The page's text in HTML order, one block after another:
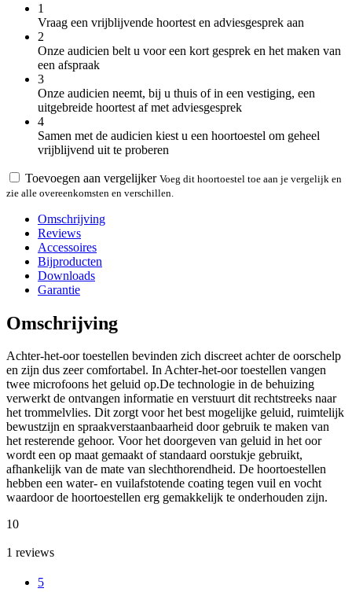
1
Vraag een vrijblijvende hoortest en adviesgesprek aan
2
Onze audicien belt u voor een kort gesprek en het maken van
een afspraak
3
Onze audicien neemt, bij u thuis of in een vestiging, een
uitgebreide hoortest af met adviesgesprek
4
Samen met de audicien kiest u een hoortoestel om geheel
vrijblijvend uit te proberen
Toevoegen aan vergelijker Voeg dit hoortoestel toe aan je vergelijk en
zie alle overeenkomsten en verschillen.
Omschrijving
Reviews
Accessoires
Bijproducten
Downloads
Garantie
Omschrijving
Achter-het-oor toestellen bevinden zich discreet achter de oorschelp
en zijn dus zeer comfortabel. In Achter-het-oor toestellen vangen
twee microfoons het geluid op.De technologie in de behuizing
verwerkt de ontvangen informatie en verstuurt dit rechtstreeks naar
het trommelvlies. Dit zorgt voor het best mogelijke geluid, ruimtelijk
bewustzijn en spraakverstaanbaarheid door gebruik te maken van
het resterende gehoor. Voor het doorgeven van geluid in het oor
wordt een op maat gemaakt of standaard oorstukje gebruikt,
afhankelijk van de mate van slechthorendheid. De hoortoestellen
hebben een water- en vuilafstotende coating tegen vuil en vocht
waardoor de hoortoestellen erg gemakkelijk te onderhouden zijn.
10
1 reviews
5